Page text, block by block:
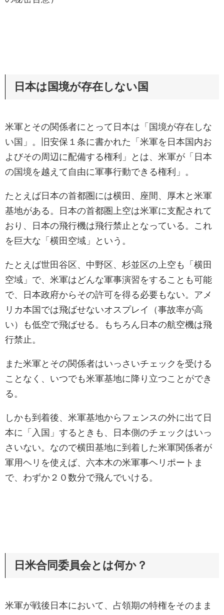
日本は国境が存在しない国
米軍とその関係者にとって日本は「国境が存在しな
い国」。旧安保１条に書かれた「米軍を日本国内お
よびその周辺に配備する権利」とは、米軍が「日本
の国境を越えて自由に軍事行動できる権利」。
たとえば日本の首都圏には横田、座間、厚木と米軍
基地がある。日本の首都圏上空は米軍に支配されて
おり、日本の飛行機は飛行禁止となっている。これ
を巨大な「横田空域」という。
たとえば世田谷区、中野区、杉並区の上空も「横田
空域」で、米軍はどんな軍事演習をすることも可能
で、日本政府からその許可を得る必要もない。アメ
リカ本国では飛ばせないオスプレイ（事故率が高
い）も低空で飛ばせる。もちろん日本の航空機は飛
行禁止。
また米軍とその関係者はいっさいチェックを受ける
ことなく、いつでも米軍基地に降り立つことができ
る。
しかも到着後、米軍基地からフェンスの外に出て日
本に「入国」するときも、日本側のチェックはいっ
さいない。なので横田基地に到着した米軍関係者が
軍用ヘリを使えば、六本木の米軍事ヘリポートま
で、わずか２０数分で飛んでいける。
日米合同委員会とは何か？
米軍が戦後日本において、占領期の特権をそのまま